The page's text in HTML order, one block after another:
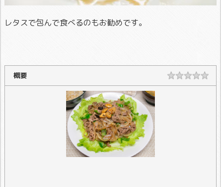
レタスで包んで食べるのもお勧めです。
概要